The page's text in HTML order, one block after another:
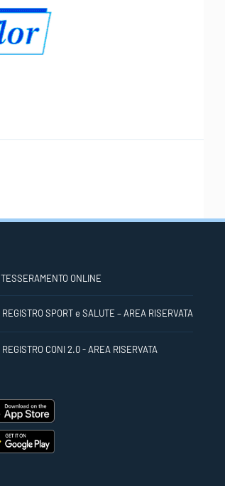
TESSERAMENTO ONLINE
REGISTRO SPORT e SALUTE – AREA RISERVATA
REGISTRO CONI 2.0 - AREA RISERVATA